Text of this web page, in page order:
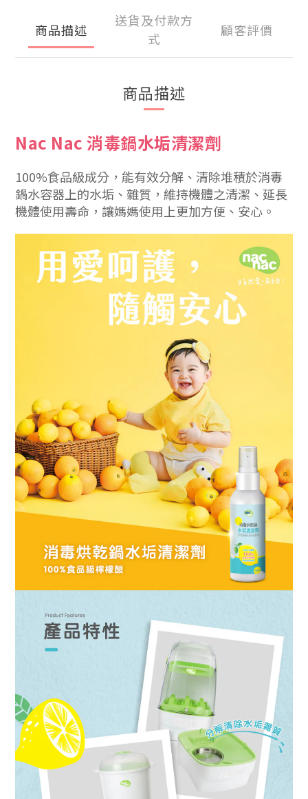
商品描述
送貨及付款方
式
顧客評價
商品描述
Nac Nac 消毒鍋水垢清潔劑
100%食品級成分，能有效分解、清除堆積於消毒
鍋水容器上的水垢、雜質，維持機體之清潔、延長
機體使用壽命，讓媽媽使用上更加方便、安心。